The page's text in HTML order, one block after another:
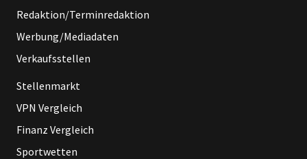
Redaktion/Terminredaktion
Werbung/Mediadaten
Verkaufsstellen
Stellenmarkt
VPN Vergleich
Finanz Vergleich
Sportwetten